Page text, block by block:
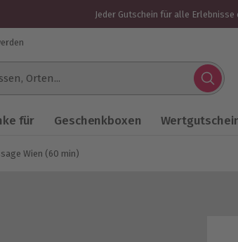
Jeder Gutschein für alle
für Geschenkboxen
Wien (60 min)